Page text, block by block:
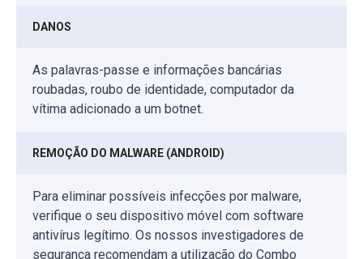
DANOS
As palavras-passe e informações bancárias
roubadas, roubo de identidade, computador da
vítima adicionado a um botnet.
REMOÇÃO DO MALWARE (ANDROID)
Para eliminar possíveis infecções por malware,
verifique o seu dispositivo móvel com software
antivírus legítimo. Os nossos investigadores de
segurança recomendam a utilização do Combo